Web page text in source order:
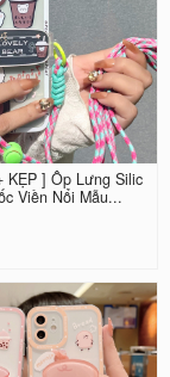
KẸP ] Ốp Lưng Silic
Viền Nổi Mẫu...